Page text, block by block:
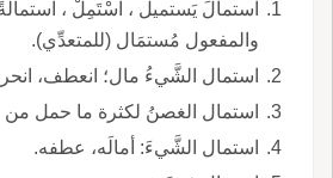
استمالَ يَستميل ، اسْتَمِلْ ،
والمفعول مُستمَال (للمتعدِّي).
استمال الشَّيءُ مال؛ انعطف،
استمال الغصنُ لكثرة ما حمل من
استمال الشَّيءَ: أمالَه، عطفه.